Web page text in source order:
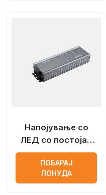
Напојување со
ЛЕД со постојан
напон на
отворено Moso
ПОБАРАЈ
ПОНУДА